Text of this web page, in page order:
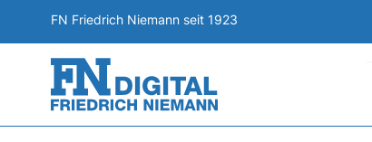
Direkt zum Inhalt
FN Friedrich Niemann seit 1923